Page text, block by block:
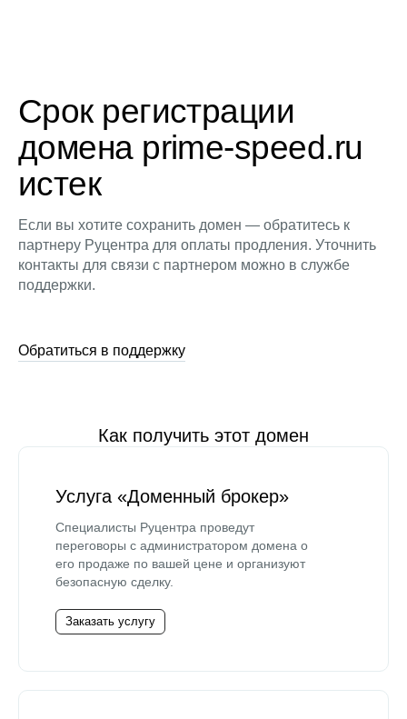
Срок регистрации
домена prime-speed.ru
истек
Если вы хотите сохранить домен — обратитесь к
партнеру Руцентра для оплаты продления. Уточнить
контакты для связи с партнером можно в службе
поддержки.
Обратиться в поддержку
Как получить этот домен
Услуга «Доменный брокер»
Специалисты Руцентра проведут
переговоры с администратором домена о
его продаже по вашей цене и организуют
безопасную сделку.
Заказать услугу